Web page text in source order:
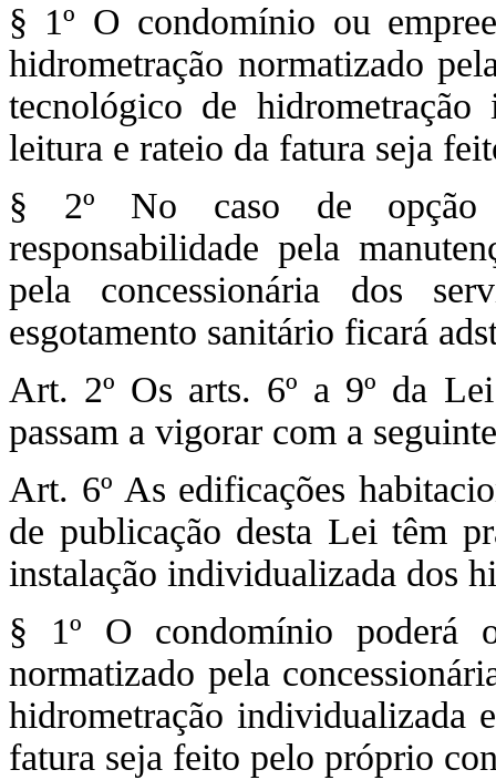
§ 1º O condomínio ou
hidrometração normatizado
tecnológico de
leitura e rateio da fatura seja
§ 2º No caso de opção
responsabilidade pela
pela concessionária dos
esgotamento sanitário ficará
Art. 2º Os arts. 6º a 9º da
passam a vigorar com a
Art. 6º As edificações
de publicação desta Lei têm
instalação individualizada dos
§ 1º O condomínio poderá
normatizado pela
hidrometração individualizada
fatura seja feito pelo próprio